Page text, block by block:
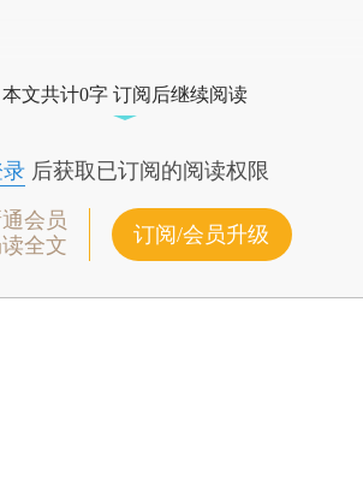
本文共计0字 订阅后继续阅读
后获取已订阅的阅读权限
会员
全文
订阅/会员升级